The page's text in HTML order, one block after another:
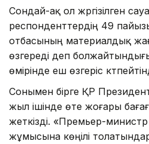
Сондай-ақ ол жүргізілген
респонденттердің 49
отбасының материалдық
өзгереді деп
өмірінде еш өзгеріс
Сонымен бірге ҚР
жыл ішінде өте жоғары
жеткізді. «Премьер-
жұмысына көңілі